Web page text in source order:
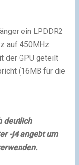
ein LPDDR2
auf 450MHz
der GPU geteilt
(16MB für die
deutlich
-j4 angebt um